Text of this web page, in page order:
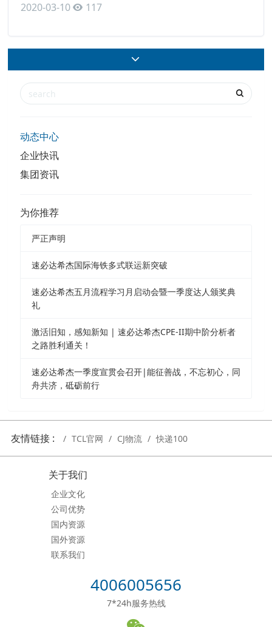
署与要求。速必达希杰全体人员参加了本次线上直播会
2020-03-10 117
动态中心
企业快讯
集团资讯
为你推荐
严正声明
速必达希杰国际海铁多式联运新突破
速必达希杰五月流程学习月启动会暨一季度达人颁奖典
礼
激活旧知，感知新知 | 速必达希杰CPE-II期中阶分析者
之路胜利通关！
速必达希杰一季度宣贯会召开|能征善战，不忘初心，同
舟共济，砥砺前行
友情链接 : TCL官网 CJ物流 快递100
关于我们
企业文化
公司优势
国内资源
国外资源
联系我们
4006005656
7*24h服务热线